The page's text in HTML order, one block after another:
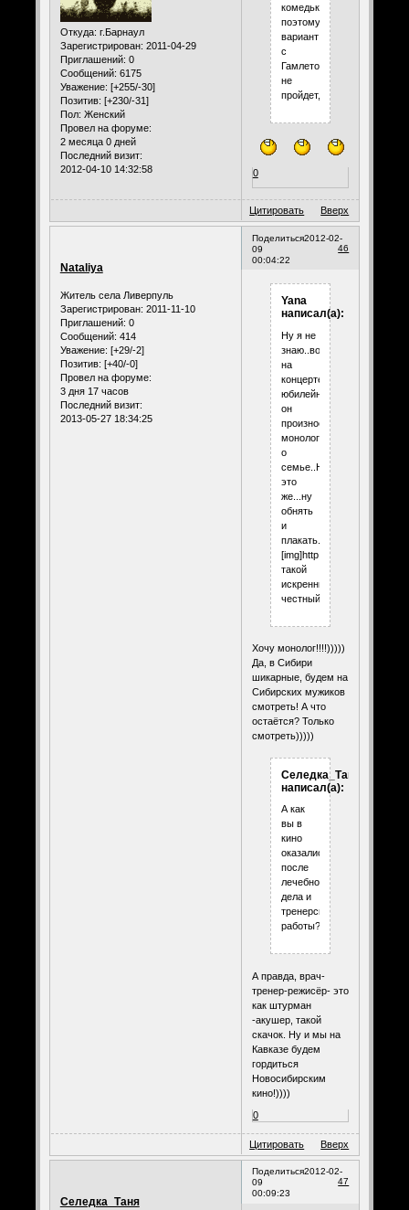
Откуда: г.Барнаул
Зарегистрирован: 2011-04-29
Приглашений: 0
Сообщений: 6175
Уважение: [+255/-30]
Позитив: [+230/-31]
Пол: Женский
Провел на форуме:
2 месяца 0 дней
Последний визит:
2012-04-10 14:32:58
комедьки,
поэтому
вариант
с
Гамлетом
не
пройдет,
0
Цитировать Вверх
Поделиться
46
2012-02-
09
00:04:22
Nataliya
Житель села Ливерпуль
Зарегистрирован: 2011-11-10
Приглашений: 0
Сообщений: 414
Уважение: [+29/-2]
Позитив: [+40/-0]
Провел на форуме:
3 дня 17 часов
Последний визит:
2013-05-27 18:34:25
Yana
написал(а):
Ну я не
знаю..вот
на
концерте
юбилейном
он
произносил
монолог
о
семье..Ну
это
же...ну
обнять
и
плакать.
[img]http://www.kolobok.us/
такой
искренний,такой
честный,обаятельный.
Хочу монолог!!!!)))))
Да, в Сибири
шикарные, будем на
Сибирских мужиков
смотреть! А что
остаётся? Только
смотреть)))))
Селедка_Таня
написал(а):
А как
вы в
кино
оказались
после
лечебного
дела и
тренерской
работы?
А правда, врач-
тренер-режисёр- это
как штурман
-акушер, такой
скачок. Ну и мы на
Кавказе будем
гордиться
Новосибирским
кино!))))
0
Цитировать Вверх
Поделиться
47
2012-02-
09
00:09:23
Селедка_Таня